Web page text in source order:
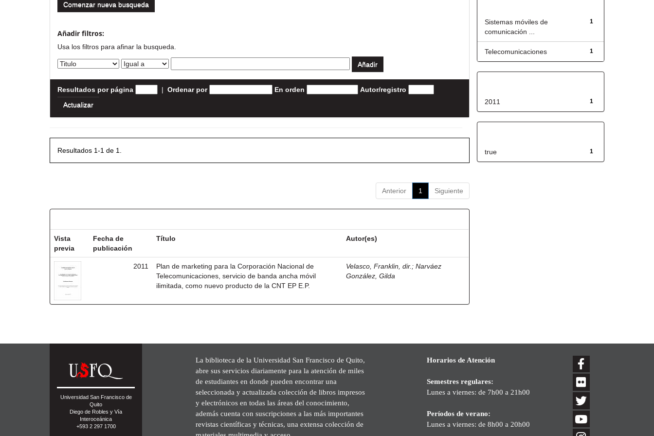
Comenzar nueva busqueda
Añadir filtros:
Usa los filtros para afinar la busqueda.
Resultados por página | Ordenar por En orden Autor/registro
Resultados 1-1 de 1.
Anterior 1 Siguiente
Vista
previa
Fecha de
publicación
Título Autor(es)
2011
Plan de marketing para la Corporación Nacional de
Telecomunicaciones, servicio de banda ancha móvil
ilimitada, como nuevo producto de la CNT EP E.P.
Velasco, Franklin, dir. ;Narváez
González, Gilda
1
Sistemas móviles de
comunicación ...
1
Telecomunicaciones
1
2011
1
true
Universidad San Francisco de
Quito
Diego de Robles y Vía
Interoceánica
+593 2 297 1700
La biblioteca de la Universidad San Francisco de Quito,
abre sus servicios diariamente para la atención de miles
de estudiantes en donde pueden encontrar una
seleccionada y actualizada colección de libros impresos
y electrónicos en todas las áreas del conocimiento,
además cuenta con suscripciones a las más importantes
revistas científicas y técnicas, una extensa colección de
Horarios de Atención
Semestres regulares:
Lunes a viernes: de 7h00 a 21h00
Períodos de verano:
Lunes a viernes: de 8h00 a 20h00